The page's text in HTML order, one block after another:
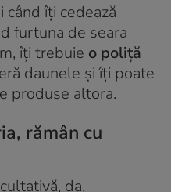
când îți cedează
furtuna de seara
îți trebuie o poliță
daunele și îți poate
produse altora.
rămân cu
da.